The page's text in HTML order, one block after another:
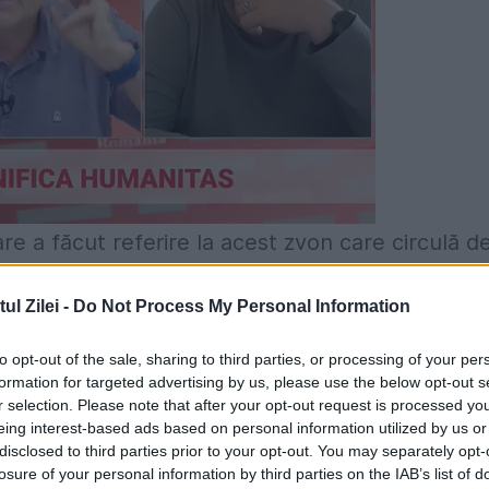
Zilei - Do Not Process My Personal Information
opt-out of the sale, sharing to third parties, or processing of your
for targeted advertising by us, please use the below opt-out
selection. Please note that after your opt-out request is processed
interest-based ads based on personal information utilized by us
to third parties prior to your opt-out. You may separately
of your personal information by third parties on the IAB’s list of
a făcut referire la acest zvon care circulă
ar putea să devină rapid realitate. Totul,
cu China dar şi Rusia, care
asiatic. ''Departamentul Apărării
în toată lumea, dar ar fi inoportun să
de cuvânt al Pentagonului, Christopher
confirmă noua strategie a Casei Albe şi a